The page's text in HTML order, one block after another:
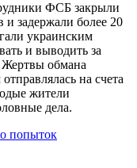
ФСБ закрыли
и задержали более 20
украинским
и выводить за
обмана
на счета
жители
дела.
попыток